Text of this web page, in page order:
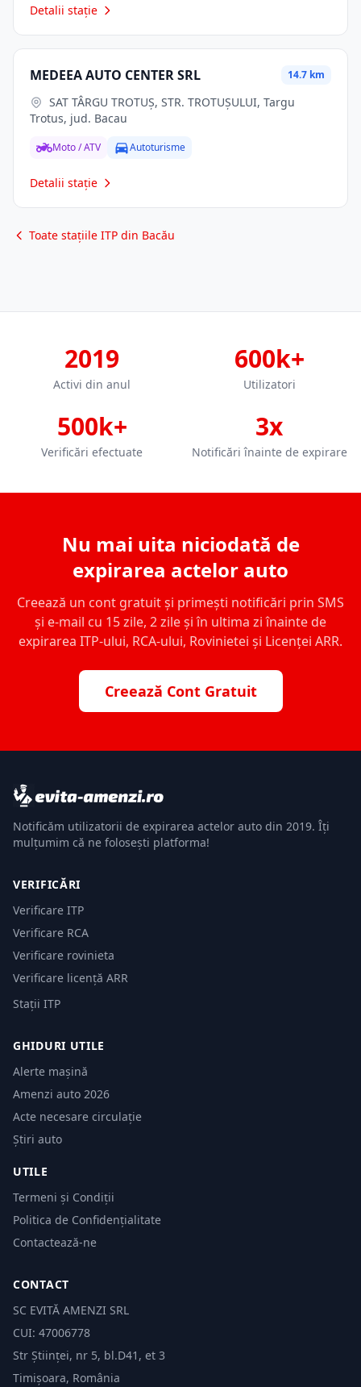
Detalii stație
MEDEEA AUTO CENTER SRL 14.7 km
Trotus, jud. Bacau
Moto / ATV Autoturisme
Detalii stație
Toate stațiile ITP din Bacău
2019
Activi din anul
600k+
Utilizatori
500k+
Verificări efectuate
3x
Notificări înainte de expirare
Nu mai uita niciodată de
expirarea actelor auto
Creează un cont gratuit și primești notificări prin SMS
și e-mail cu 15 zile, 2 zile și în ultima zi înainte de
expirarea ITP-ului, RCA-ului, Rovinietei și Licenței ARR.
Creează Cont Gratuit
Notificăm utilizatorii de expirarea actelor auto din 2019. Îți
mulțumim că ne folosești platforma!
VERIFICĂRI
Verificare ITP
Verificare RCA
Verificare rovinieta
Verificare licență ARR
Stații ITP
GHIDURI UTILE
Alerte mașină
Amenzi auto 2026
Acte necesare circulație
Știri auto
UTILE
Termeni și Condiții
Politica de Confidențialitate
Contactează-ne
CONTACT
SC EVITĂ AMENZI SRL
CUI: 47006778
Str Științei, nr 5, bl.D41, et 3
Timișoara, România